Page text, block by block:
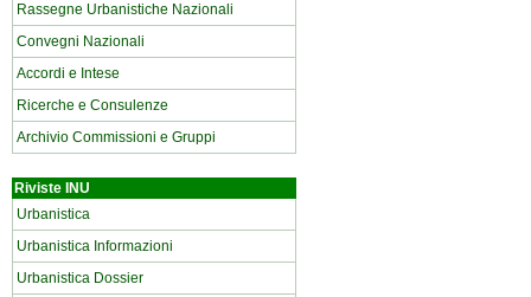
Rassegne Urbanistiche Nazionali
Convegni Nazionali
Accordi e Intese
Ricerche e Consulenze
Archivio Commissioni e Gruppi
Riviste INU
Urbanistica
Urbanistica Informazioni
Urbanistica Dossier